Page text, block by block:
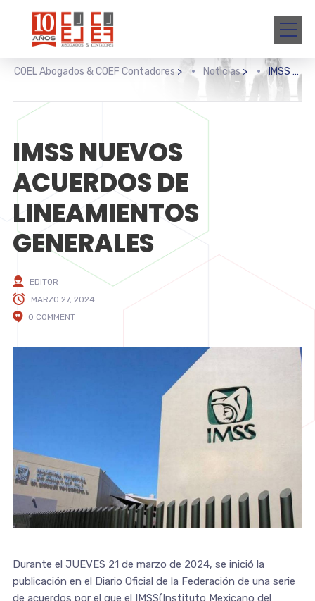
COEL Abogados & COEF Contadores > Noticias> IMSS NUEVOS ACUERDOS DE LINEAMIENTOS GENERALES
IMSS NUEVOS
ACUERDOS DE
LINEAMIENTOS
GENERALES
EDITOR
MARZO 27, 2024
0 COMMENT
Durante el JUEVES 21 de marzo de 2024, se inició la
publicación en el Diario Oficial de la Federación de una serie
de acuerdos por el que el IMSS(Instituto Mexicano del